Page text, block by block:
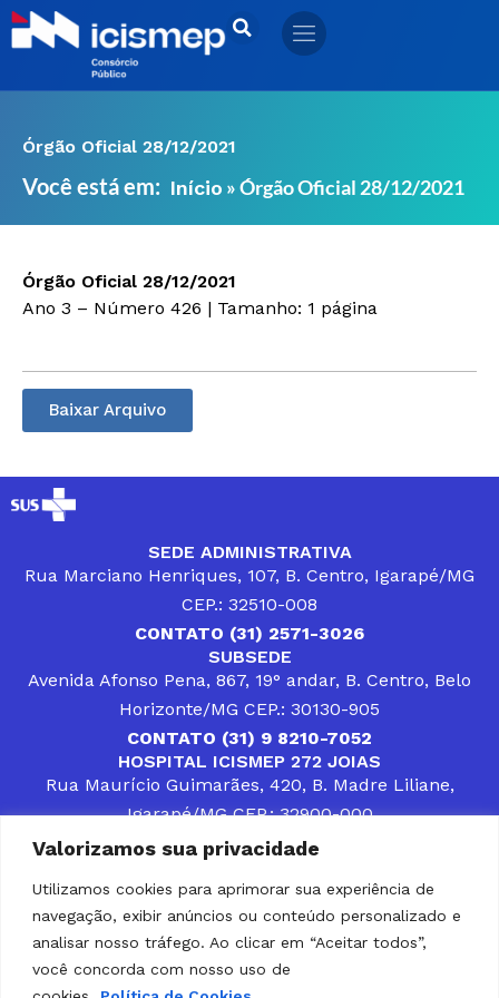
Valorizamos sua privacidade
Utilizamos cookies para aprimorar sua experiência de
navegação, exibir anúncios ou conteúdo personalizado e
analisar nosso tráfego. Ao clicar em “Aceitar todos”,
você concorda com nosso uso de
Ir
para
Órgão Oficial 28/12/2021
Você está em: Início »Órgão Oficial 28/12/2021
Órgão Oficial 28/12/2021
Ano 3 – Número 426 | Tamanho: 1 página
Baixar Arquivo
SEDE ADMINISTRATIVA
Rua Marciano Henriques, 107, B. Centro, Igarapé/MG
CEP.: 32510-008
CONTATO (31) 2571-3026
SUBSEDE
Avenida Afonso Pena, 867, 19° andar, B. Centro, Belo
Horizonte/MG CEP.: 30130-905
CONTATO (31) 9 8210-7052
HOSPITAL ICISMEP 272 JOIAS
Rua Maurício Guimarães, 420, B. Madre Liliane,
Igarapé/MG CEP.: 32900-000
CONTATOS (31) 3512-4400 ou (31) 9 8309-8660
DESENVOLVER SOLUÇÕES, AÇÕES E SERVIÇOS
PÚBLICOS QUE COMPLEMENTEM A ASSISTÊNCIA À
POPULAÇÃO DA REGIÃO EM QUE ATUA, SENDO
PARCEIRO DOS MUNICÍPIOS CONSORCIADOS NA
SOLUÇÃO DE DIFICULDADES ENFRENTADAS POR
GESTORES MUNICIPAIS, É O COMPROMISSO DO
ICISMEP.